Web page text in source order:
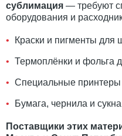
сублимация — требуют
оборудования и
Краски и пигменты для
Термоплёнки и фольга
Специальные принтеры
Бумага, чернила и
Поставщики этих